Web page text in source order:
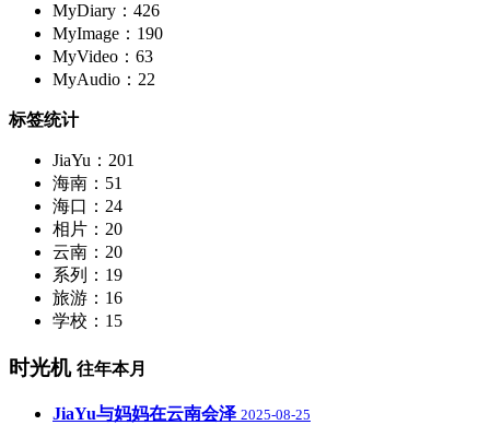
MyDiary：426
MyImage：190
MyVideo：63
MyAudio：22
标签统计
JiaYu：201
海南：51
海口：24
相片：20
云南：20
系列：19
旅游：16
学校：15
时光机 往年本月
JiaYu与妈妈在云南会泽 2025-08-25